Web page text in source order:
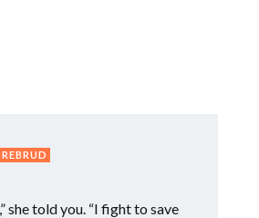
she told you. “I fight to save